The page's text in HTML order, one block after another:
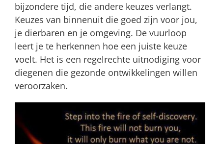
bijzondere tijd, die andere keuzes verlangt.
Keuzes van binnenuit die goed zijn voor jou,
je dierbaren en je omgeving. De vuurloop
leert je te herkennen hoe een juiste keuze
voelt. Het is een regelrechte uitnodiging voor
diegenen die gezonde ontwikkelingen willen
veroorzaken.